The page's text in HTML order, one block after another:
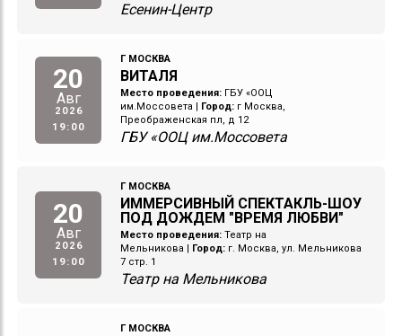
Есенин-Центр
20
Авг
2026
19:00
Г МОСКВА
ВИТАЛЯ
Место проведения: ГБУ «ООЦ
им.Моссовета
Город: г Москва,
Преображенская пл, д 12
ГБУ «ООЦ им.Моссовета
20
Авг
2026
19:00
Г МОСКВА
ИММЕРСИВНЫЙ СПЕКТАКЛЬ-ШОУ
ПОД ДОЖДЕМ "ВРЕМЯ ЛЮБВИ"
Место проведения: Театр на
Мельникова
Город: г. Москва, ул. Мельникова
7 стр. 1
Театр на Мельникова
Г МОСКВА